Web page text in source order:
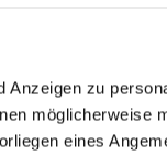
zu
möglicherweise
eines